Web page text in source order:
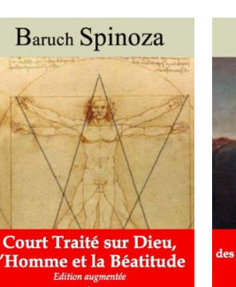
AJOUTER AU PANIER
DÉTAILS